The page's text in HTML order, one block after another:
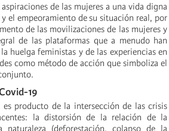
de las mujeres a una vida digna
el empeoramiento de su situación real, por
de las movilizaciones de las mujeres y
de las plataformas que a menudo han
huelga feministas y de las experiencias en
como método de acción que simboliza el
19
es producto de la intersección de las crisis
la distorsión de la relación de la
naturaleza (deforestación, colapso de la